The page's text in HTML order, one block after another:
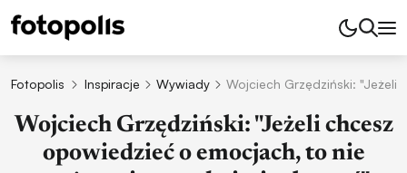
Fotopolis Inspiracje Wywiady Wojciech Grzędziński: "Jeżeli
Wojciech Grzędziński: "Jeżeli chcesz
opowiedzieć o emocjach, to nie